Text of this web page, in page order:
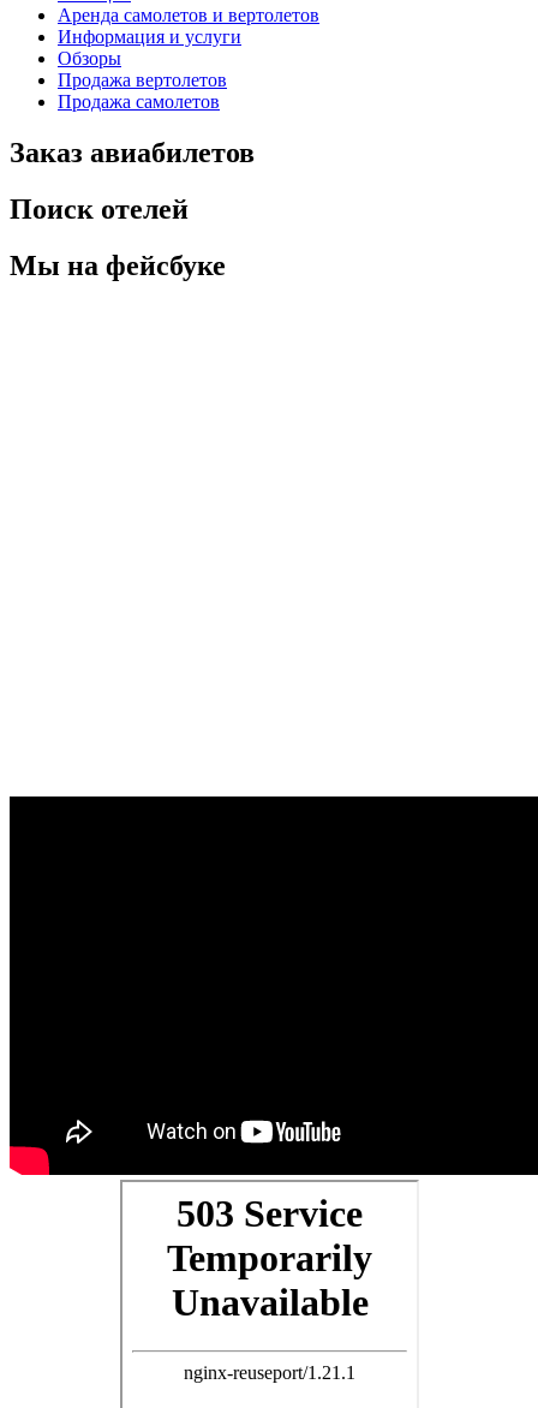
Аренда самолетов и вертолетов
Информация и услуги
Обзоры
Продажа вертолетов
Продажа самолетов
Заказ авиабилетов
Поиск отелей
Мы на фейсбуке